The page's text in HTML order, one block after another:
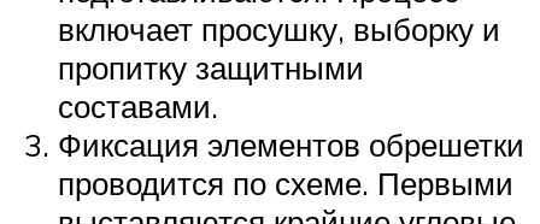
включает просушку, выборку и
пропитку защитными
составами.
Фиксация элементов обрешетки
проводится по схеме. Первыми